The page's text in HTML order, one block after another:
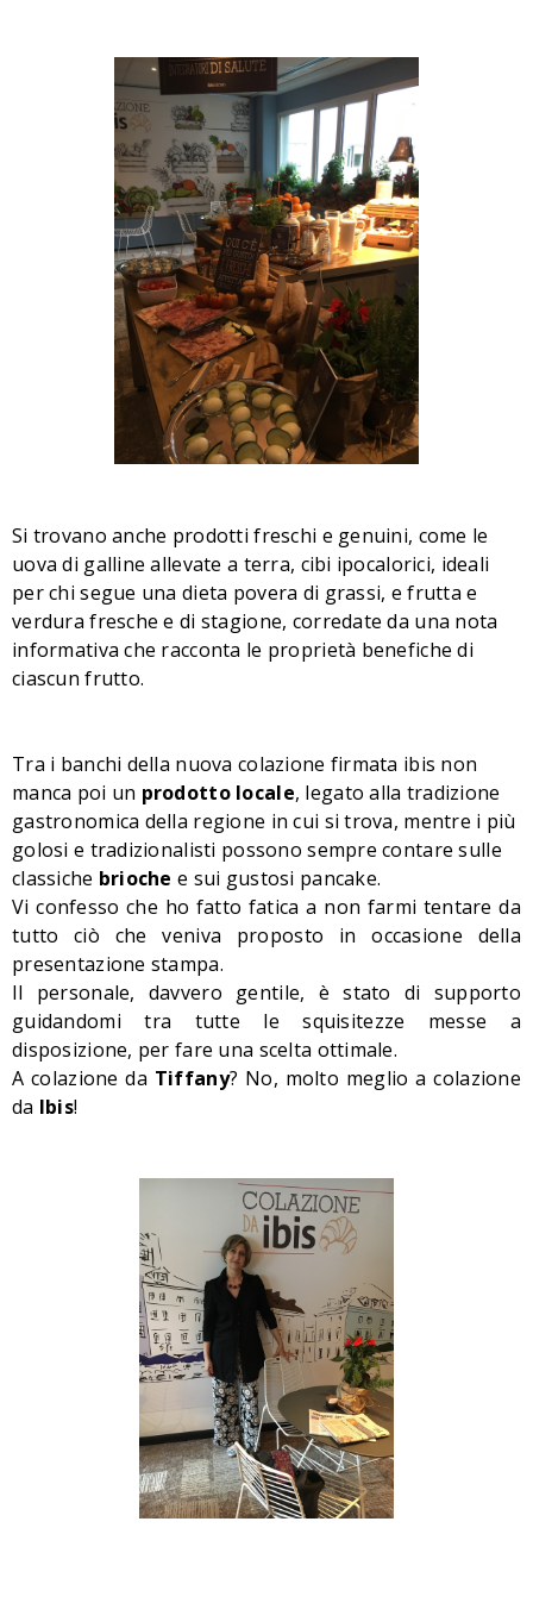
Si trovano anche prodotti freschi e genuini, come le
uova di galline allevate a terra, cibi ipocalorici, ideali
per chi segue una dieta povera di grassi, e frutta e
verdura fresche e di stagione, corredate da una nota
informativa che racconta le proprietà benefiche di
ciascun frutto.
Tra i banchi della nuova colazione firmata ibis non
manca poi un prodotto locale, legato alla tradizione
gastronomica della regione in cui si trova, mentre i più
golosi e tradizionalisti possono sempre contare sulle
classiche brioche e sui gustosi pancake.
Vi confesso che ho fatto fatica a non farmi tentare da
tutto ciò che veniva proposto in occasione della
presentazione stampa.
Il personale, davvero gentile, è stato di supporto
guidandomi tra tutte le squisitezze messe a
disposizione, per fare una scelta ottimale.
A colazione da Tiffany? No, molto meglio a colazione
da Ibis!